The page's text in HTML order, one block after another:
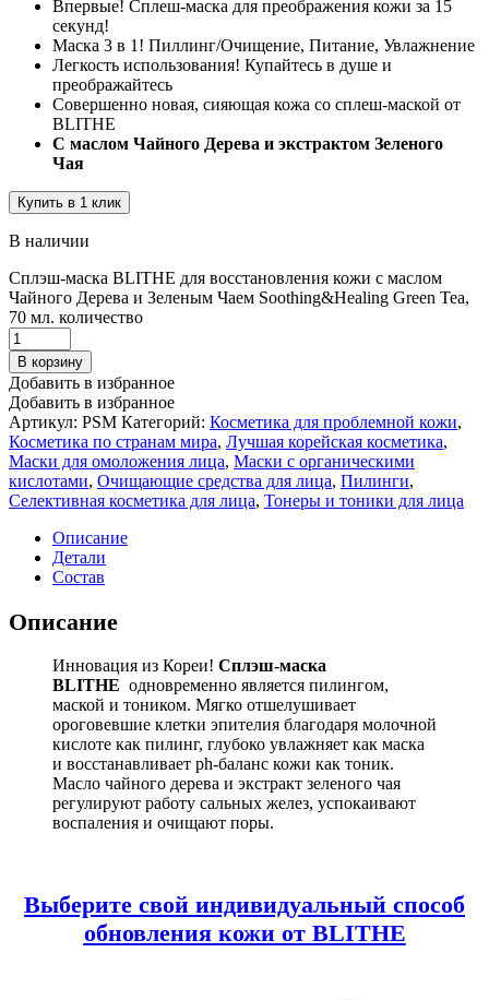
Впервые! Сплеш-маска для преображения кожи за 15
секунд!
Маска 3 в 1! Пиллинг/Очищение, Питание, Увлажнение
Легкость использования! Купайтесь в душе и
преображайтесь
Совершенно новая, сияющая кожа со сплеш-маской от
BLITHE
С маслом Чайного Дерева и экстрактом Зеленого
Чая
Купить в 1 клик
В наличии
Сплэш-маска BLITHE для восстановления кожи с маслом
Чайного Дерева и Зеленым Чаем Soothing&Healing Green Tea,
70 мл. количество
В корзину
Добавить в избранное
Добавить в избранное
Артикул: PSM Категорий: Косметика для проблемной кожи,
Косметика по странам мира, Лучшая корейская косметика,
Маски для омоложения лица, Маски с органическими
кислотами, Очищающие средства для лица, Пилинги,
Селективная косметика для лица, Тонеры и тоники для лица
Описание
Детали
Состав
Описание
Инновация из Кореи! Сплэш-маска
BLITHE одновременно является пилингом,
маской и тоником. Мягко отшелушивает
ороговевшие клетки эпителия благодаря молочной
кислоте как пилинг, глубоко увлажняет как маска
и восстанавливает ph-баланс кожи как тоник.
Масло чайного дерева и экстракт зеленого чая
регулируют работу сальных желез, успокаивают
воспаления и очищают поры.
Выберите свой индивидуальный способ
обновления кожи от BLITHE